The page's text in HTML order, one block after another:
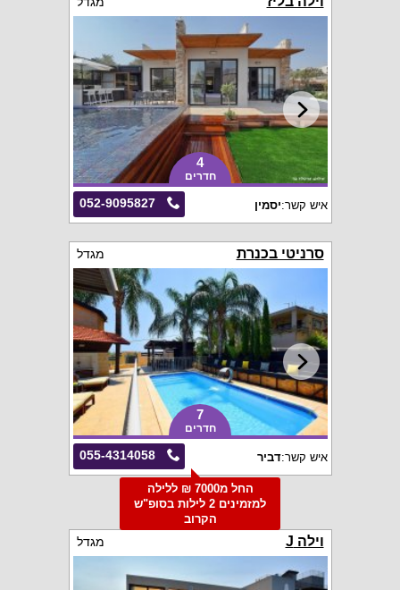
4
חדרים
052-9095827 איש קשר:יסמין
סרניטי בכנרת מגדל
7
חדרים
055-4314058 איש קשר:דביר
החל מ7000 ₪ ללילה
למזמינים 2 לילות בסופ"ש
הקרוב
וילה J מגדל